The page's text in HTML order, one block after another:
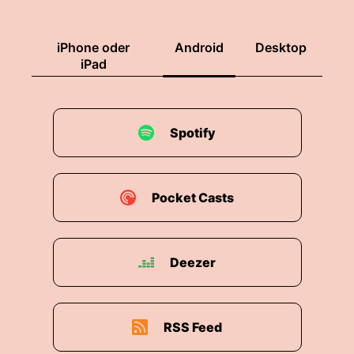
schlechtes Kanunen.
00:01:07: wenn mich die am meisten
angesprochen hat.
00:01:09: Und zwar das Widerlichste, was ich
seit Langem vergessen habe.
00:01:14: Ja... Okay und deswegen mögen wir
jetzt Pistazien nicht mehr sagen
00:01:16: werden.
iPhone oder
iPad
Android Desktop
Spotify
Pocket Casts
Deezer
RSS Feed